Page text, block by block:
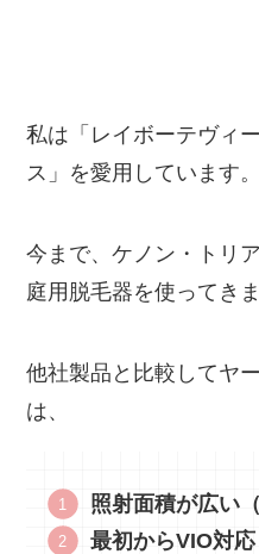
私は「レイボーテヴィ
ス」を愛用しています。
今まで、ケノン・トリ
庭用脱毛器を使ってきま
他社製品と比較してヤ
は、
照射面積が広い
最初からVIO対応